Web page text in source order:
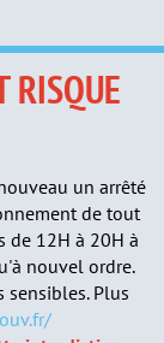
RISQUE
un arrêté
de tout
de 12H à 20H à
nouvel ordre.
Plus